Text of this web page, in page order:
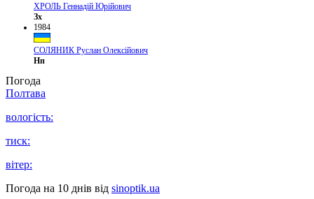
ХРОЛЬ Геннадій Юрійович
Зх
1984
СОЛЯНИК Руслан Олексійович
Нп
Погода
Полтава
вологість:
тиск:
вітер:
Погода на 10 днів від sinoptik.ua